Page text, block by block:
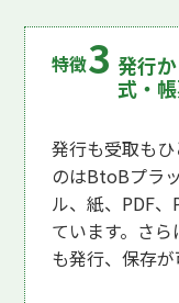
発行
式・
発行も受取も
のはBtoBプラ
ル、紙、PDF
ています。さ
も発行、保存が